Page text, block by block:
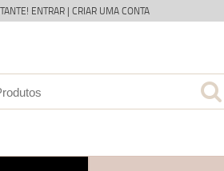
ENTRAR | CRIAR UMA CONTA